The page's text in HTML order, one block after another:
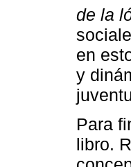
de la
en
y
Para
libro.